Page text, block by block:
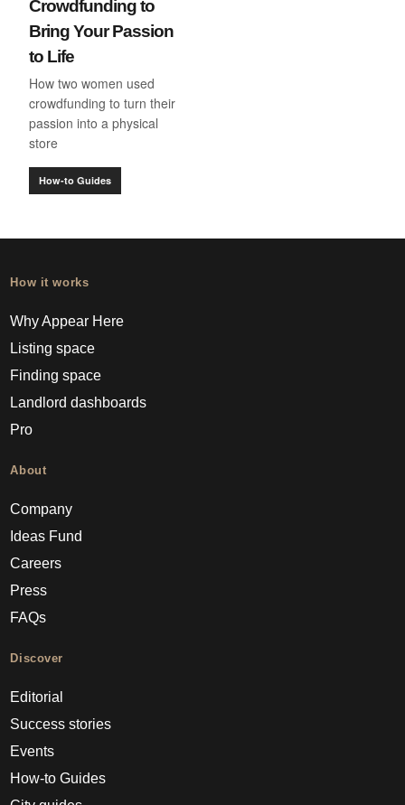
Crowdfunding to
Bring Your Passion
to Life
How two women used
crowdfunding to turn their
passion into a physical
store
How-to Guides
How it works
Why Appear Here
Listing space
Finding space
Landlord dashboards
Pro
About
Company
Ideas Fund
Careers
Press
FAQs
Discover
Editorial
Success stories
Events
How-to Guides